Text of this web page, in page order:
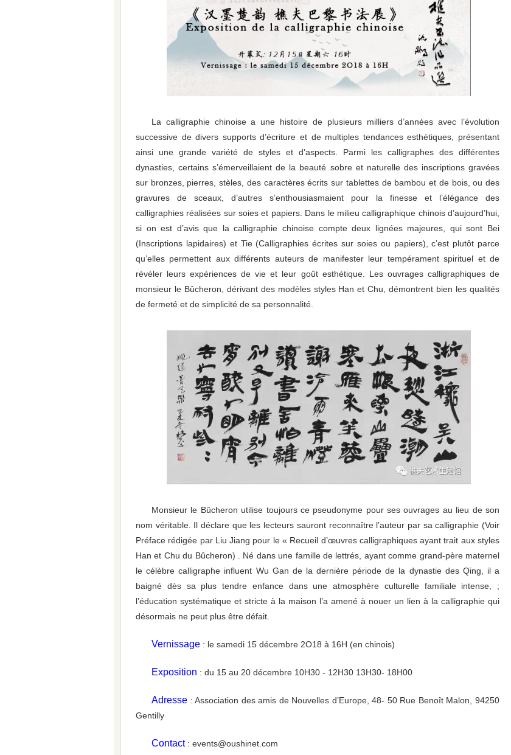
La calligraphie chinoise a une histoire de plusieurs milliers d’années avec l’évolution
successive de divers supports d’écriture et de multiples tendances esthétiques, présentant
ainsi une grande variété de styles et d’aspects. Parmi les calligraphes des différentes
dynasties, certains s’émerveillaient de la beauté sobre et naturelle des inscriptions gravées
sur bronzes, pierres, stèles, des caractères écrits sur tablettes de bambou et de bois, ou des
gravures de sceaux, d’autres s’enthousiasmaient pour la finesse et l’élégance des
calligraphies réalisées sur soies et papiers. Dans le milieu calligraphique chinois d’aujourd’hui,
si on est d’avis que la calligraphie chinoise compte deux lignées majeures, qui sont Bei
(Inscriptions lapidaires) et Tie (Calligraphies écrites sur soies ou papiers), c’est plutôt parce
qu’elles permettent aux différents auteurs de manifester leur tempérament spirituel et de
révéler leurs expériences de vie et leur goût esthétique. Les ouvrages calligraphiques de
monsieur le Bûcheron, dérivant des modèles styles Han et Chu, démontrent bien les qualités
de fermeté et de simplicité de sa personnalité.
Monsieur le Bûcheron utilise toujours ce pseudonyme pour ses ouvrages au lieu de son
nom véritable. Il déclare que les lecteurs sauront reconnaître l’auteur par sa calligraphie (Voir
Préface rédigée par Liu Jiang pour le « Recueil d’œuvres calligraphiques ayant trait aux styles
Han et Chu du Bûcheron) . Né dans une famille de lettrés, ayant comme grand-père maternel
le célèbre calligraphe influent Wu Gan de la dernière période de la dynastie des Qing, il a
baigné dès sa plus tendre enfance dans une atmosphère culturelle familiale intense, ;
l’éducation systématique et stricte à la maison l’a amené à nouer un lien à la calligraphie qui
désormais ne peut plus être défait.
Vernissage : le samedi 15 décembre 2O18 à 16H (en chinois)
Exposition : du 15 au 20 décembre 10H30 - 12H30 13H30- 18H00
Adresse : Association des amis de Nouvelles d’Europe, 48- 50 Rue Benoît Malon, 94250
Gentilly
Contact: events@oushinet.com